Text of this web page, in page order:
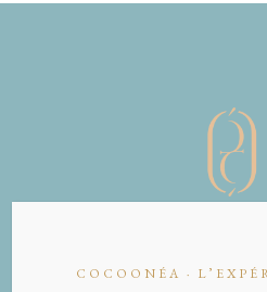
COCOONÉA ·